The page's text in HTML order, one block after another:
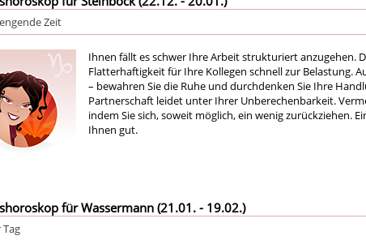
Zeit
Ihnen fällt es schwer Ihre Arbeit strukturiert anzugehen.
Flatterhaftigkeit für Ihre Kollegen schnell zur Belastung.
– bewahren Sie die Ruhe und durchdenken Sie Ihre
Partnerschaft leidet unter Ihrer Unberechenbarkeit.
indem Sie sich, soweit möglich, ein wenig zurückziehen.
Ihnen gut.
für Wassermann (21.01. - 19.02.)